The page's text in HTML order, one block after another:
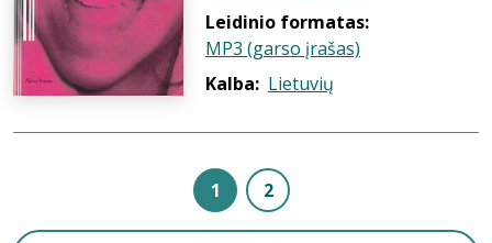
Leidinio formatas:
MP3 (garso įrašas)
Kalba: Lietuvių
1 2